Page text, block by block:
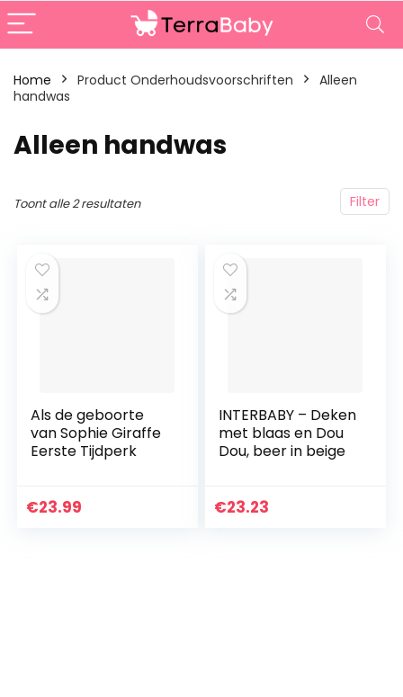
Home Product Onderhoudsvoorschriften
‎Alleen
handwas
‎Alleen handwas
Filter
Toont alle 2 resultaten
Als de geboorte
van Sophie Giraffe
Eerste Tijdperk
€23.99
INTERBABY – Deken
met blaas en Dou
Dou, beer in beige
€23.23